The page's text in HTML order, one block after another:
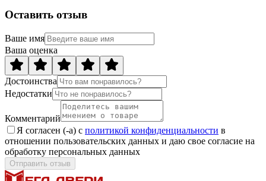
Оставить отзыв
Ваше имя
Ваша оценка
Достоинства
Недостатки
Комментарий
Я согласен (-а) с политикой конфиденциальности в
отношении пользовательских данных и даю свое согласие на
обработку персональных данных
Отправить отзыв